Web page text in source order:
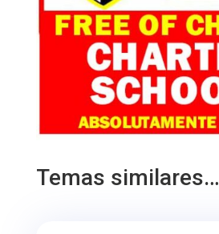
Temas similares…